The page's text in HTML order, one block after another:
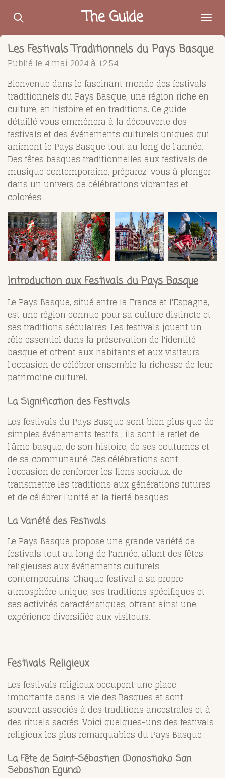
Passer
contenu
principal
The Guide
Les Festivals Traditionnels du Pays Basque
Publié le 4 mai 2024 à 12:54
Bienvenue dans le fascinant monde des festivals
traditionnels du Pays Basque, une région riche en
culture, en histoire et en traditions. Ce guide
détaillé vous emmènera à la découverte des
festivals et des événements culturels uniques qui
animent le Pays Basque tout au long de l'année.
Des fêtes basques traditionnelles aux festivals de
musique contemporaine, préparez-vous à plonger
dans un univers de célébrations vibrantes et
colorées.
Introduction aux Festivals du Pays Basque
Le Pays Basque, situé entre la France et l'Espagne,
est une région connue pour sa culture distincte et
ses traditions séculaires. Les festivals jouent un
rôle essentiel dans la préservation de l'identité
basque et offrent aux habitants et aux visiteurs
l'occasion de célébrer ensemble la richesse de leur
patrimoine culturel.
La Signification des Festivals
Les festivals du Pays Basque sont bien plus que de
simples événements festifs ; ils sont le reflet de
l'âme basque, de son histoire, de ses coutumes et
de sa communauté. Ces célébrations sont
l'occasion de renforcer les liens sociaux, de
transmettre les traditions aux générations futures
et de célébrer l'unité et la fierté basques.
La Variété des Festivals
Le Pays Basque propose une grande variété de
festivals tout au long de l'année, allant des fêtes
religieuses aux événements culturels
contemporains. Chaque festival a sa propre
atmosphère unique, ses traditions spécifiques et
ses activités caractéristiques, offrant ainsi une
expérience diversifiée aux visiteurs.
Festivals Religieux
Les festivals religieux occupent une place
importante dans la vie des Basques et sont
souvent associés à des traditions ancestrales et à
des rituels sacrés. Voici quelques-uns des festivals
religieux les plus remarquables du Pays Basque :
La Fête de Saint-Sébastien (Donostiako San
Sebastian Eguna)